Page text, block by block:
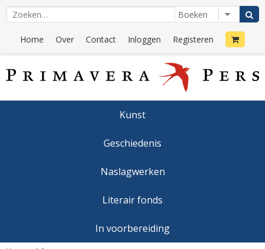
Home Over Contact Inloggen Registeren
Kunst
Geschiedenis
Naslagwerken
Literair fonds
In voorbereiding